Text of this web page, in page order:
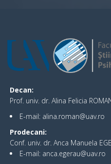
Decan:
Prof. univ. dr. Alina Felicia
E-mail: alina.roman@uav.ro
Prodecani:
Conf. univ. dr. Anca Manuela
E-mail: anca.egerau@uav.ro